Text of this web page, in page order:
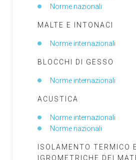
Norme nazionali
MALTE E INTONACI
Norme internazionali
BLOCCHI DI GESSO
Norme internazionali
ACUSTICA
Norme internazionali
Norme nazionali
ISOLAMENTO TERMICO
IGROMETRICHE DEI